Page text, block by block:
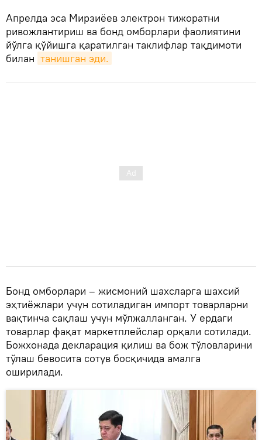
Апрелда эса Мирзиёев электрон тижоратни
ривожлантириш ва бонд омборлари фаолиятини
йўлга қўйишга қаратилган таклифлар тақдимоти
билан танишган эди.
Бонд омборлари – жисмоний шахсларга шахсий
эҳтиёжлари учун сотиладиган импорт товарларни
вақтинча сақлаш учун мўлжалланган. У ердаги
товарлар фақат маркетплейслар орқали сотилади.
Божхонада декларация қилиш ва бож тўловларини
тўлаш бевосита сотув босқичида амалга
оширилади.